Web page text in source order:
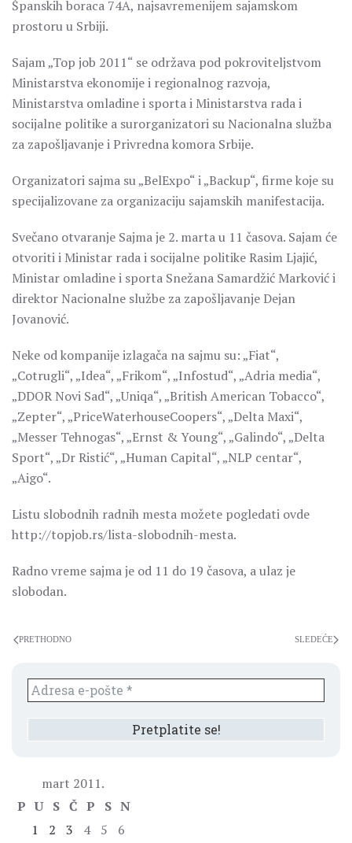
Španskih boraca 74A, najsavremenijem sajamskom
prostoru u Srbiji.
Sajam „Top job 2011“ se održava pod pokroviteljstvom
Ministarstva ekonomije i regionalnog razvoja,
Ministarstva omladine i sporta i Ministarstva rada i
socijalne politike a surorganizatori su Nacionalna služba
za zapošljavanje i Privredna komora Srbije.
Organizatori sajma su „BelExpo“ i „Backup“, firme koje su
specijalizovane za organizaciju sajamskih manifestacija.
Svečano otvaranje Sajma je 2. marta u 11 časova. Sajam će
otvoriti i Ministar rada i socijalne politike Rasim Ljajić,
Ministar omladine i sporta Snežana Samardžić Marković i
direktor Nacionalne službe za zapošljavanje Dejan
Jovanović.
Neke od kompanije izlagača na sajmu su: „Fiat“,
„Cotrugli“, „Idea“, „Frikom“, „Infostud“, „Adria media“,
„DDOR Novi Sad“, „Uniqa“, „British American Tobacco“,
„Zepter“, „PriceWaterhouseCoopers“, „Delta Maxi“,
„Messer Tehnogas“, „Ernst & Young“, „Galindo“, „Delta
Sport“, „Dr Ristić“, „Human Capital“, „NLP centar“,
„Aigo“.
Listu slobodnih radnih mesta možete pogledati ovde
http://topjob.rs/lista-slobodnih-mesta.
Radno vreme sajma je od 11 do 19 časova, a ulaz je
slobodan.
PRETHODNO SLEDEĆE
mart 2011.
P U S Č P S N
1
2 3 4 5
6